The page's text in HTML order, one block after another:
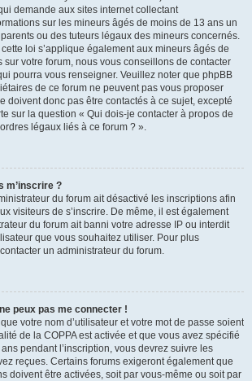
demande aux sites internet collectant
sur les mineurs âgés de moins de 13 ans un
ou des tuteurs légaux des mineurs concernés.
loi s’applique également aux mineurs âgés de
sur votre forum, nous vous conseillons de contacter
pourra vous renseigner. Veuillez noter que phpBB
de ce forum ne peuvent pas vous proposer
doivent donc pas être contactés à ce sujet, excepté
sur la question « Qui dois-je contacter à propos de
légaux liés à ce forum ? ».
m’inscrire ?
du forum ait désactivé les inscriptions afin
visiteurs de s’inscrire. De même, il est également
du forum ait banni votre adresse IP ou interdit
que vous souhaitez utiliser. Pour plus
un administrateur du forum.
peux pas me connecter !
votre nom d’utilisateur et votre mot de passe soient
de la COPPA est activée et que vous avez spécifié
pendant l’inscription, vous devrez suivre les
reçues. Certains forums exigeront également que
doivent être activées, soit par vous-même ou soit par